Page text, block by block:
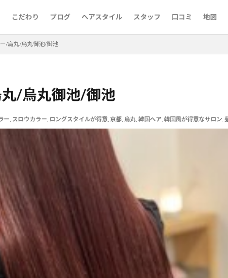
こだわり ブログ ヘアスタイル スタッフ 口コミ 地図
/烏丸/烏丸御池/御池
/烏丸御池/御池
ー, スロウカラー, ロングスタイルが得意, 京都, 烏丸, 韓国へア, 韓国風が得意なサロン,
代 京都市役所 梅雨対策 市役所前
三条 ロングスタイルが得意 レイヤーカットが得意な美容師
髪質改善メニュー
髪ドラつるりんちょ 髪ドラシャンプートリートメント
ん筆 英語対応美容室
結婚相談 白髪ぼかしハイライト
白髪ぼかしが得意
黒木式酸性ストレート
ケア
イヤリングカラー
Wカラー
50代以降 50代からの美容室
カットが得意 グレージュ ヘアアレンジ